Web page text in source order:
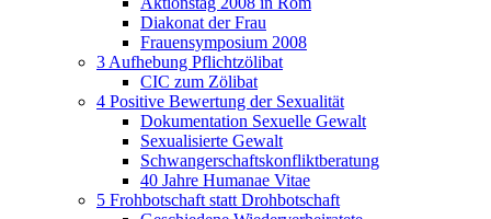
Diakonat der Frau
Frauensymposium 2008
3 Aufhebung Pflichtzölibat
CIC zum Zölibat
4 Positive Bewertung der Sexualität
Dokumentation Sexuelle Gewalt
Sexualisierte Gewalt
Schwangerschaftskonfliktberatung
40 Jahre Humanae Vitae
5 Frohbotschaft statt Drohbotschaft